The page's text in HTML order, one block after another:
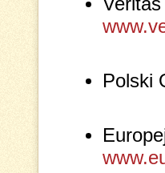
Polski